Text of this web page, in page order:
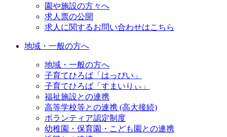
園や施設の方々へ
求人票の公開
求人に関するお問い合わせはこちら
地域・一般の方へ
地域・一般の方へ
子育てひろば「はっぴい」
子育てひろば「すまいりぃ」
福祉施設との連携
高等学校等との連携 (高大接続)
ボランティア認定制度
幼稚園・保育園・こども園との連携